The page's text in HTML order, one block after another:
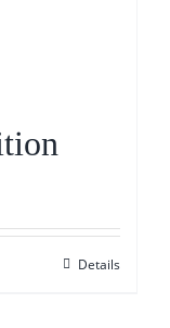
Details